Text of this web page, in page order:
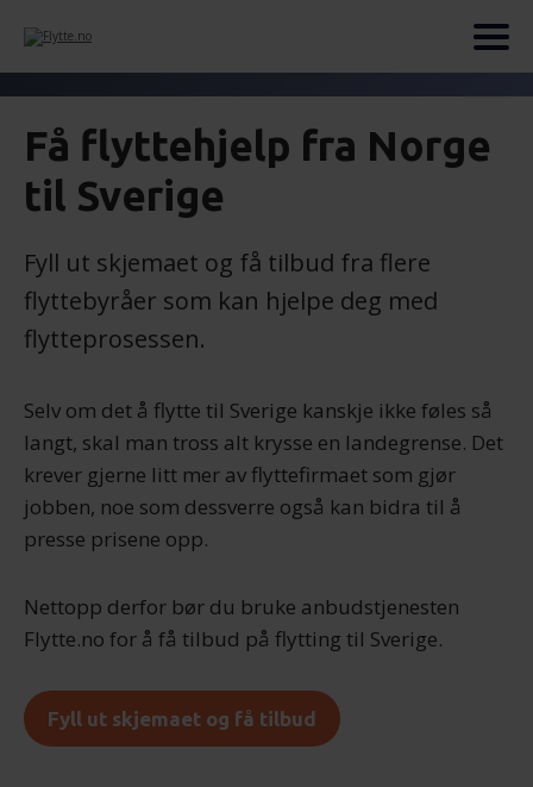
Få flyttehjelp fra Norge
til Sverige
Fyll ut skjemaet og få tilbud fra flere
flyttebyråer som kan hjelpe deg med
flytteprosessen.
Selv om det å flytte til Sverige kanskje ikke føles så
langt, skal man tross alt krysse en landegrense. Det
krever gjerne litt mer av flyttefirmaet som gjør
jobben, noe som dessverre også kan bidra til å
presse prisene opp.
Nettopp derfor bør du bruke anbudstjenesten
Flytte.no for å få tilbud på flytting til Sverige.
Fyll ut skjemaet og få tilbud